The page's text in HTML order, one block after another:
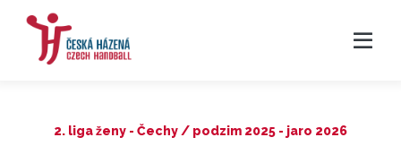
2. liga ženy - Čechy / podzim 2025 - jaro 2026